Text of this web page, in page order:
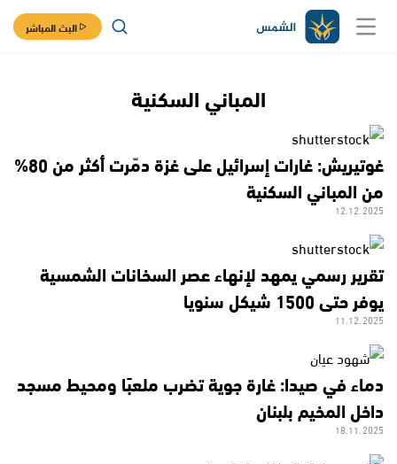
البث المباشر
المباني السكنية
غوتيريش: غارات إسرائيل على غزة دمّرت أكثر من 80%
من المباني السكنية
12.12.2025
تقرير رسمي يمهد لإنهاء عصر السخانات الشمسية
يوفر حتى 1500 شيكل سنويا
11.12.2025
دماء في صيدا: غارة جوية تضرب ملعبًا ومحيط مسجد
داخل المخيم بلبنان
18.11.2025